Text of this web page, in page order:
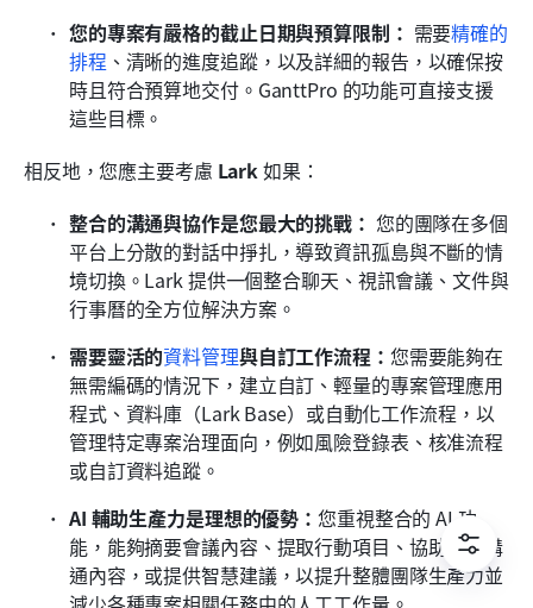
您的專案有嚴格的截止日期與預算限制： 需要精確的
排程 、清晰的進度追蹤，以及詳細的報告，以確保按
時且符合預算地交付。GanttPro 的功能可直接支援
這些目標。
相反地，您應主要考慮 Lark 如果：
整合的溝通與協作是您最大的挑戰： 您的團隊在多個
平台上分散的對話中掙扎，導致資訊孤島與不斷的情
境切換。Lark 提供一個整合聊天、視訊會議、文件與
行事曆的全方位解決方案。
需要靈活的資料管理與自訂工作流程： 您需要能夠在
無需編碼的情況下，建立自訂、輕量的專案管理應用
程式、資料庫（Lark Base）或自動化工作流程，以
管理特定專案治理面向，例如風險登錄表、核准流程
或自訂資料追蹤。
AI 輔助生產力是理想的優勢：您重視整合的 AI 功
能，能夠摘要會議內容、提取行動項目、協助撰寫溝
通內容，或提供智慧建議，以提升整體團隊生產力並